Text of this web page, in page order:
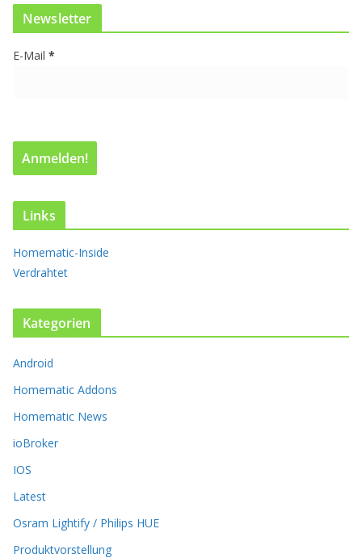
e
e
r
a
e
n
u
.
e
p
t
o
n
n
k
n
Newsletter
E-Mail *
Links
Homematic-Inside
Verdrahtet
Kategorien
Android
Homematic Addons
Homematic News
ioBroker
IOS
Latest
Osram Lightify / Philips HUE
Produktvorstellung